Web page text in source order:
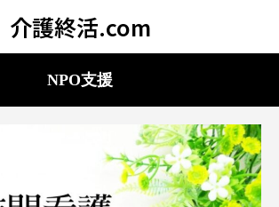
介護終活.com
NPO支援